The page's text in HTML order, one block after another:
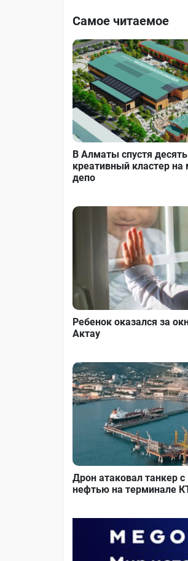
Самое читаемое
В Алматы спустя
креативный кластер на
депо
Ребенок оказался за
Актау
Дрон атаковал танкер с
нефтью на терминале